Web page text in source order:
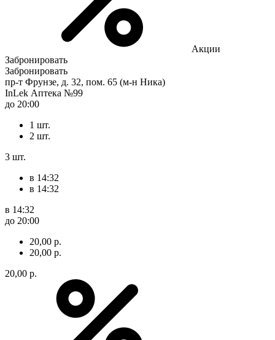
Акции
Забронировать
Забронировать
пр-т Фрунзе, д. 32, пом. 65 (м-н Ника)
InLek Аптека №99
до 20:00
1 шт.
2 шт.
3 шт.
в 14:32
в 14:32
в 14:32
до 20:00
20,00 р.
20,00 р.
20,00 р.